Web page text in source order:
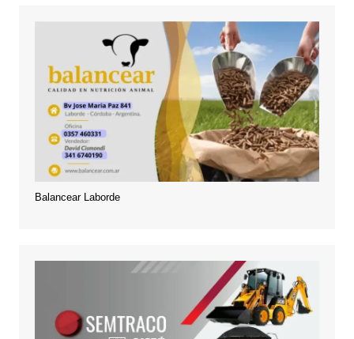
Balancear Laborde